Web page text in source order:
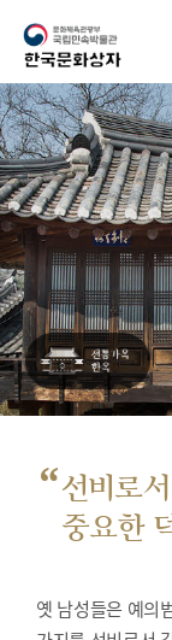
“선비로
중요한
옛 남성들은 예의